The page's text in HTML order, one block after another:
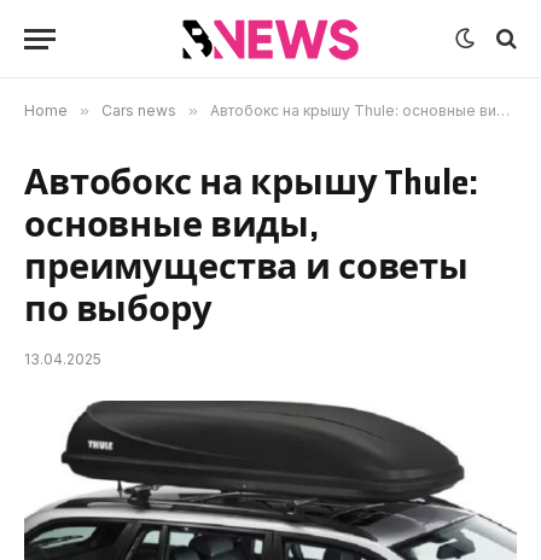
Home » Cars news » Автобокс на крышу Thule: основные виды, преимущества и советы по выбору
Автобокс на крышу Thule:
основные виды,
преимущества и советы
по выбору
13.04.2025